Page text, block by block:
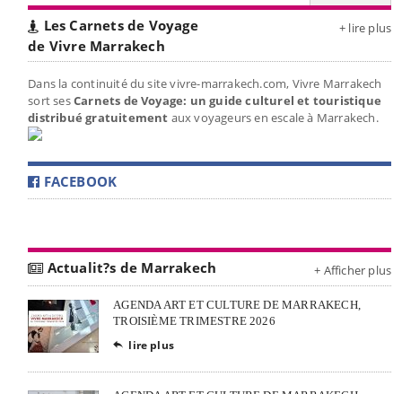
Les Carnets de Voyage
de Vivre Marrakech
+ lire plus
Dans la continuité du site vivre-marrakech.com, Vivre Marrakech
sort sesCarnets de Voyage: un guide culturel et touristique
distribué gratuitement aux voyageurs en escale à Marrakech.
FACEBOOK
Actualit?s de Marrakech + Afficher plus
AGENDA ART ET CULTURE DE MARRAKECH,
TROISIÈME TRIMESTRE 2026
 lire plus